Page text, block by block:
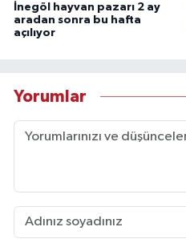
İnegöl hayvan pazarı 2 ay
aradan sonra bu hafta
açılıyor
Yorumlar